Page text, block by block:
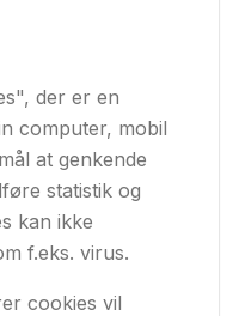
der er en
computer, mobil
at genkende
statistik og
kan ikke
f.eks. virus.
cookies vil